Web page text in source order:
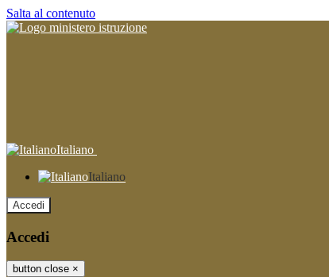
Salta al contenuto
Italiano
Italiano
Accedi
Accedi
button close ×